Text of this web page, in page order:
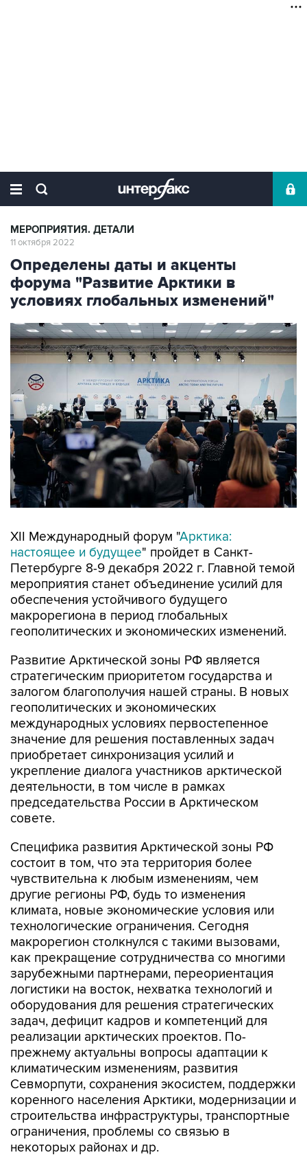
МЕРОПРИЯТИЯ. ДЕТАЛИ
11 октября 2022
Определены даты и акценты
форума "Развитие Арктики в
условиях глобальных изменений"
XII Международный форум "Арктика:
настоящее и будущее" пройдет в Санкт-
Петербурге 8-9 декабря 2022 г. Главной темой
мероприятия станет объединение усилий для
обеспечения устойчивого будущего
макрорегиона в период глобальных
геополитических и экономических изменений.
Развитие Арктической зоны РФ является
стратегическим приоритетом государства и
залогом благополучия нашей страны. В новых
геополитических и экономических
международных условиях первостепенное
значение для решения поставленных задач
приобретает синхронизация усилий и
укрепление диалога участников арктической
деятельности, в том числе в рамках
председательства России в Арктическом
совете.
Специфика развития Арктической зоны РФ
состоит в том, что эта территория более
чувствительна к любым изменениям, чем
другие регионы РФ, будь то изменения
климата, новые экономические условия или
технологические ограничения. Сегодня
макрорегион столкнулся с такими вызовами,
как прекращение сотрудничества со многими
зарубежными партнерами, переориентация
логистики на восток, нехватка технологий и
оборудования для решения стратегических
задач, дефицит кадров и компетенций для
реализации арктических проектов. По-
прежнему актуальны вопросы адаптации к
климатическим изменениям, развития
Севморпути, сохранения экосистем, поддержки
коренного населения Арктики, модернизации и
строительства инфраструктуры, транспортные
ограничения, проблемы со связью в
некоторых районах и др.